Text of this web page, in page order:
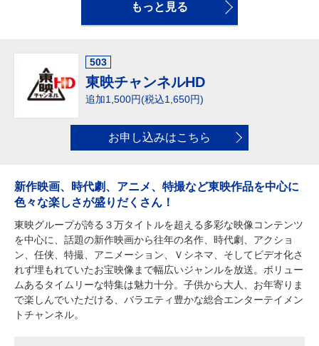
もっと見る
503
東映チャンネルHD
追加1,500円(税込1,650円)
お申し込みはこちら
新作映画、時代劇、アニメ、特撮など東映作品を中心に
色々な楽しさが盛りだくさん！
東映グループが誇る３万タイトルを超える多彩な映像コンテンツ
を中心に、話題の新作映画から往年の名作、時代劇、アクショ
ン、任侠、特撮、アニメーション、Ｖシネマ、そしてビデオ化さ
れず埋もれていたお宝映像まで幅広いジャンルを放送。ボリュー
ムあるタイムリーな特集は魅力十分。子供から大人、お年寄りま
で楽しんでいただける、バラエティ豊かな総合エンターテイメン
トチャンネル。